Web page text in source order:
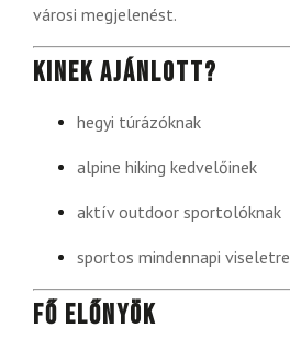
városi megjelenést.
Kinek ajánlott?
hegyi túrázóknak
alpine hiking kedvelőinek
aktív outdoor sportolóknak
sportos mindennapi viseletre
Fő előnyök